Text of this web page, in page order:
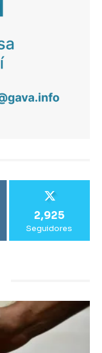
2,925
Seguidores